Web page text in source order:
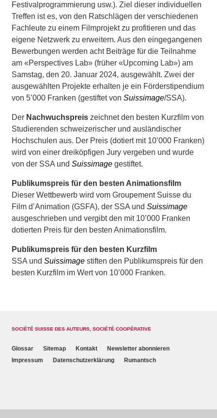
Festivalprogrammierung usw.). Ziel dieser individuellen
Treffen ist es, von den Ratschlägen der verschiedenen
Fachleute zu einem Filmprojekt zu profitieren und das
eigene Netzwerk zu erweitern. Aus den eingegangenen
Bewerbungen werden acht Beiträge für die Teilnahme
am «Perspectives Lab» (früher «Upcoming Lab») am
Samstag, den 20. Januar 2024, ausgewählt. Zwei der
ausgewählten Projekte erhalten je ein Förderstipendium
von 5’000 Franken (gestiftet von Suissimage/SSA).
Der Nachwuchspreis zeichnet den besten Kurzfilm von
Studierenden schweizerischer und ausländischer
Hochschulen aus. Der Preis (dotiert mit 10’000 Franken)
wird von einer dreiköpfigen Jury vergeben und wurde
von der SSA und Suissimage gestiftet.
Publikumspreis für den besten Animationsfilm
Dieser Wettbewerb wird vom Groupement Suisse du
Film d’Animation (GSFA), der SSA und Suissimage
ausgeschrieben und vergibt den mit 10’000 Franken
dotierten Preis für den besten Animationsfilm.
Publikumspreis für den besten Kurzfilm
SSA und Suissimage stiften den Publikumspreis für den
besten Kurzfilm im Wert von 10’000 Franken.
SOCIÉTÉ SUISSE DES AUTEURS, SOCIÉTÉ COOPÉRATIVE
Glossar Sitemap Kontakt
Newsletter abonnieren
Impressum
Datenschutzerklärung Rumantsch